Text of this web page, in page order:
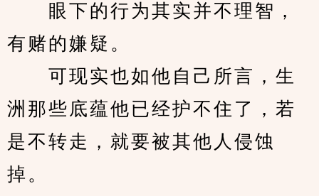
眼下的行为其实并不理智，
有赌的嫌疑。
可现实也如他自己所言，生
洲那些底蕴他已经护不住了，若
是不转走，就要被其他人侵蚀
掉。